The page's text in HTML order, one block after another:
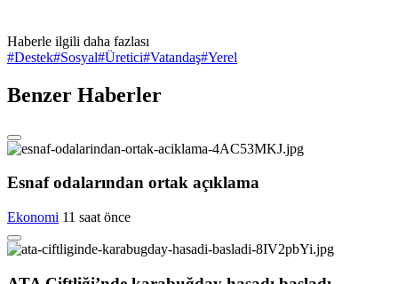
Haberle ilgili daha fazlası
#Destek#Sosyal#Üretici#Vatandaş#Yerel
Benzer Haberler
Esnaf odalarından ortak açıklama
Ekonomi 11 saat önce